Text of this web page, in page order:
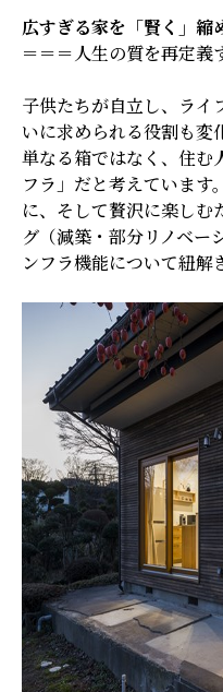
広すぎる家を「賢く」縮
＝＝＝人生の質を再定義
子供たちが自立し、ライ
いに求められる役割も変
単なる箱ではなく、住む
フラ」だと考えています
に、そして贅沢に楽しむ
グ（減築・部分リノベー
ンフラ機能について紐解